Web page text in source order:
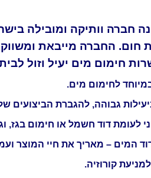
חברה וותיקה ומובילה
חום. החברה מייבאת
חימום מים יעיל וזול
לחימום מים.
גבוהה, להגברת הביצועים
לעומת דוד חשמל או חימום בגז,
המים – מאריך את חיי המוצר
קורוזיה.